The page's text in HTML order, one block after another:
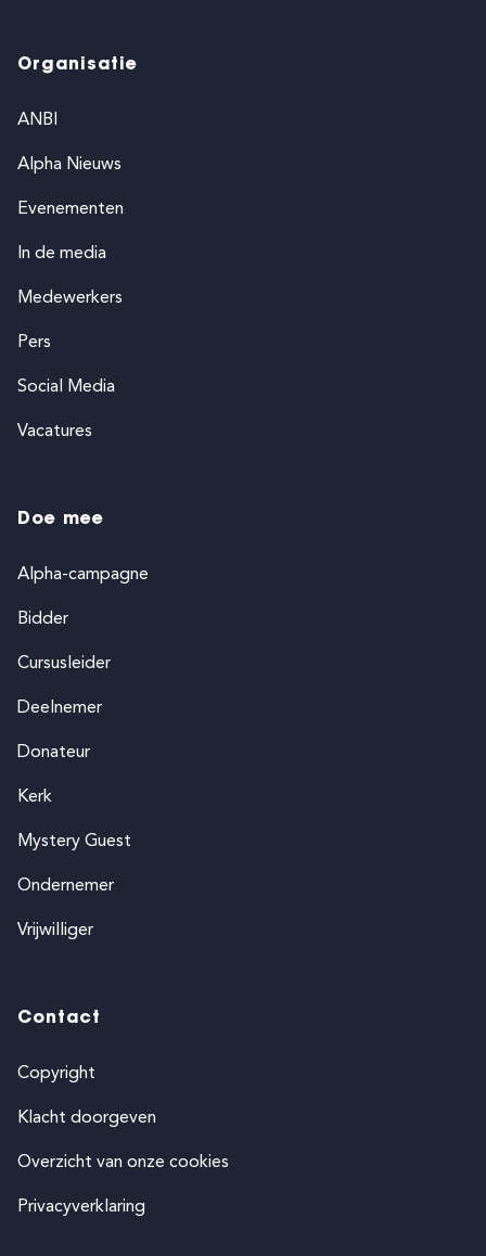
Organisatie
ANBI
Alpha Nieuws
Evenementen
In de media
Medewerkers
Pers
Social Media
Vacatures
Doe mee
Alpha-campagne
Bidder
Cursusleider
Deelnemer
Donateur
Kerk
Mystery Guest
Ondernemer
Vrijwilliger
Contact
Copyright
Klacht doorgeven
Overzicht van onze cookies
Privacyverklaring